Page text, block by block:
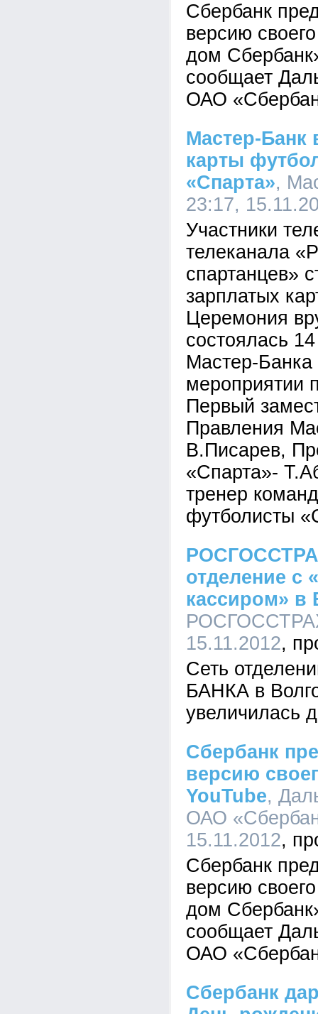
Сбербанк
версию
дом
сообщает
ОАО
Мастер-Банк
карты
«Спарта»,
23:17,
Участники
телеканала
спартанцев»
зарплатых
Церемония
состоялась
Мастер-
мероприятии
Первый
Правления
В.Писарев,
«Спарта»-
тренер
футболисты
отделение с
кассиром» в
15.11.2012
Сеть
БАНКА в
увеличилась
Сбербанк
версию
YouTube,
ОАО
15.11.2012
Сбербанк
версию
дом
сообщает
ОАО
Сбербанк